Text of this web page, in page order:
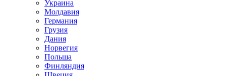
Украина
Молдавия
Германия
Грузия
Дания
Норвегия
Польша
Финляндия